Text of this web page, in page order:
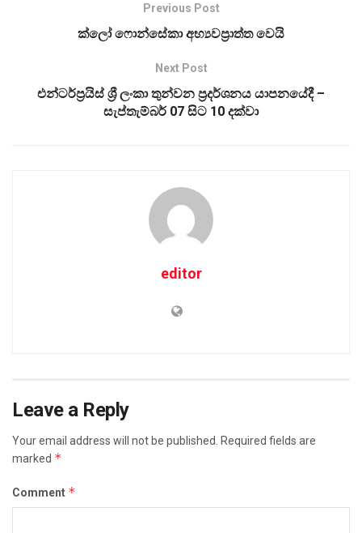
Previous Post
ක්ලෝ ෆොන්සේකා අභ්‍යවප්‍රාත්ත වෙයි
Next Post
එන්ටර්ප්‍රයිස් ශ්‍රී ලංකා තුන්වන ප්‍රදර්ශනය යාපනයේදී –
සැප්තැම්බර් 07 සිට 10 දක්වා
editor
Leave a Reply
Your email address will not be published.
Required fields are
marked *
Comment *